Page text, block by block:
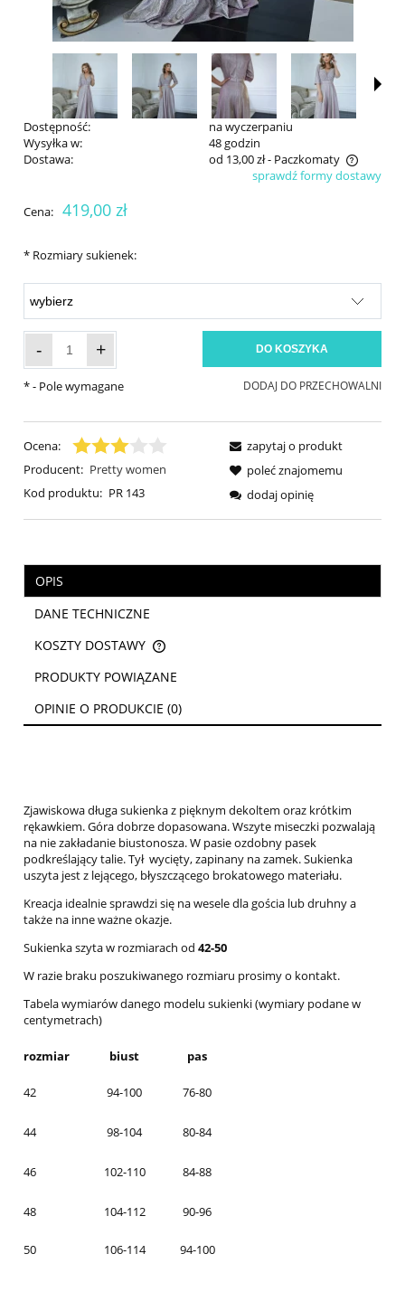
Dostępność:
na wyczerpaniu
Wysyłka w:
48 godzin
Dostawa:
od 13,00 zł- Paczkomaty
Cena nie zawiera ewentualnych kosztów płatnościsprawdź formy dostawy
Cena: 419,00 zł
* Rozmiary sukienek:
- + DO KOSZYKA
DODAJ DO PRZECHOWALNI
*- Pole wymagane
Ocena:
Producent: Pretty women
Kod produktu: PR 143
zapytaj o produkt
poleć znajomemu
dodaj opinię
OPIS
DANE TECHNICZNE
KOSZTY DOSTAWY
CENA NIE ZAWIERA EWENTUALNYCH KOSZTÓW PŁATNOŚCI
PRODUKTY POWIĄZANE
OPINIE O PRODUKCIE (0)
Zjawiskowa długa sukienka z pięknym dekoltem oraz krótkim
rękawkiem. Góra dobrze dopasowana. Wszyte miseczki pozwalają
na nie zakładanie biustonosza. W pasie ozdobny pasek
podkreślający talie. Tył wycięty, zapinany na zamek. Sukienka
uszyta jest z lejącego, błyszczącego brokatowego materiału.
Kreacja idealnie sprawdzi się na wesele dla gościa lub druhny a
także na inne ważne okazje.
Sukienka szyta w rozmiarach od 42-50
W razie braku poszukiwanego rozmiaru prosimy o kontakt.
Tabela wymiarów danego modelu sukienki (wymiary podane w
centymetrach)
rozmiar biust pas
42 94-100 76-80
44 98-104 80-84
46 102-110 84-88
48 104-112 90-96
50 106-114 94-100